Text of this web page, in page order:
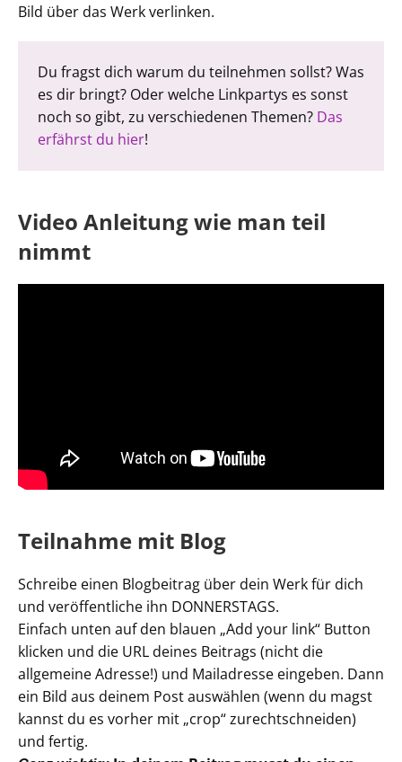
Bild über das Werk verlinken.
Du fragst dich warum du teilnehmen sollst? Was
es dir bringt? Oder welche Linkpartys es sonst
noch so gibt, zu verschiedenen Themen? Das
erfährst du hier!
Video Anleitung wie man teil
nimmt
Teilnahme mit Blog
Schreibe einen Blogbeitrag über dein Werk für dich
und veröffentliche ihn DONNERSTAGS.
Einfach unten auf den blauen „Add your link“ Button
klicken und die URL deines Beitrags (nicht die
allgemeine Adresse!) und Mailadresse eingeben. Dann
ein Bild aus deinem Post auswählen (wenn du magst
kannst du es vorher mit „crop“ zurechtschneiden)
und fertig.